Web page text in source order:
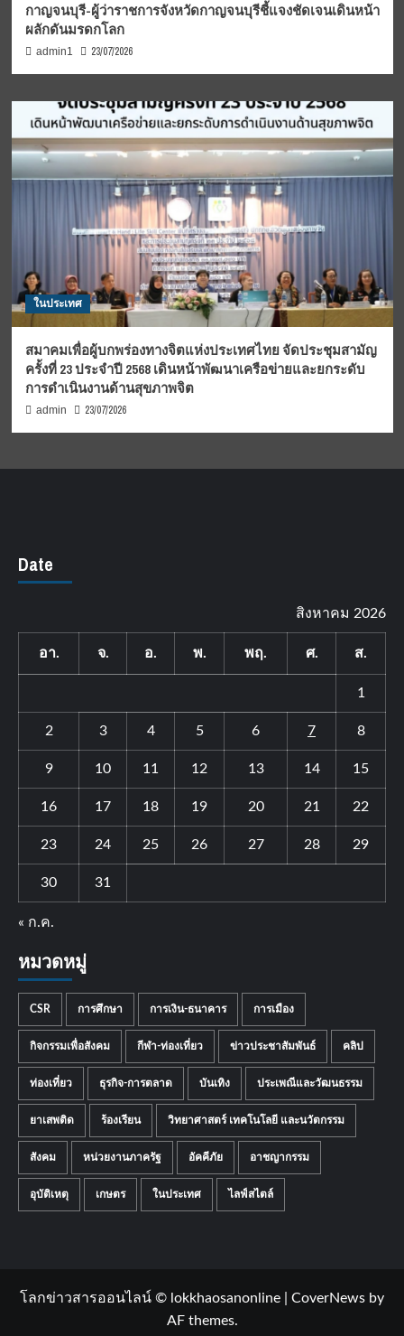
กาญจนบุรี-ผู้ว่าราชการจังหวัดกาญจนบุรีชี้แจงชัดเจนเดินหน้า
ผลักดันมรดกโลก
admin1 23/07/2026
ในประเทศ
สมาคมเพื่อผู้บกพร่องทางจิตแห่งประเทศไทย จัดประชุมสามัญ
ครั้งที่ 23 ประจำปี 2568 เดินหน้าพัฒนาเครือข่ายและยกระดับ
การดำเนินงานด้านสุขภาพจิต
admin 23/07/2026
Date
สิงหาคม 2026
อา. จ. อ. พ. พฤ. ศ. ส.
1
2 3 4 5 6 7 8
9 10 11 12 13 14 15
16 17 18 19 20 21 22
23 24 25 26 27 28 29
30 31
« ก.ค.
หมวดหมู่
CSR การศึกษา การเงิน-ธนาคาร การเมือง
กิจกรรมเพื่อสังคม กีฬา-ท่องเที่ยว ข่าวประชาสัมพันธ์ คลิป
ท่องเที่ยว ธุรกิจ-การตลาด บันเทิง ประเพณีและวัฒนธรรม
ยาเสพติด ร้องเรียน วิทยาศาสตร์ เทคโนโลยี และนวัตกรรม
สังคม หน่วยงานภาครัฐ อัคคีภัย อาชญากรรม
อุบัติเหตุ เกษตร ในประเทศ ไลฟ์สไตล์
โลกข่าวสารออนไลน์ © lokkhaosanonline CoverNews by
AF themes.